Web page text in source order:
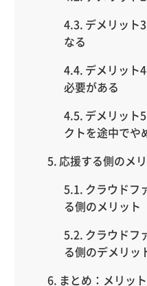
デメリット
なる
デメリット
必要がある
デメリット
クトを途中でや
応援する側のメ
クラウドフ
る側のメリット
クラウドフ
る側のデメリッ
まとめ：メリッ